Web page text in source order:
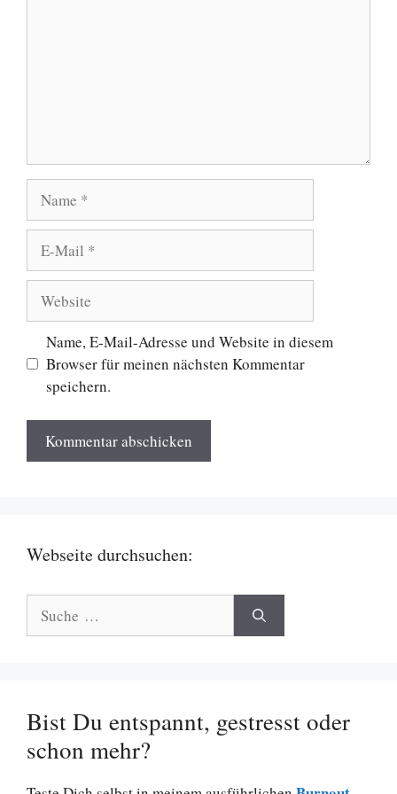
Mail
Name, E-Mail-Adresse und Website in diesem
Browser für meinen nächsten Kommentar
speichern.
Webseite durchsuchen:
nach:
Bist Du entspannt, gestresst oder
schon mehr?